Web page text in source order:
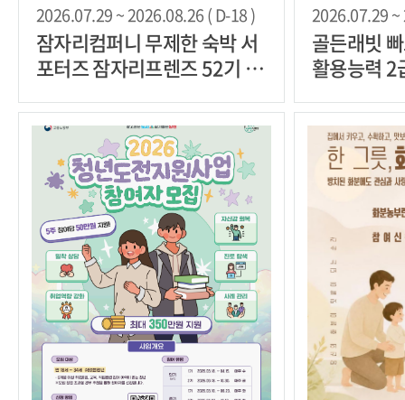
2026.07.29 ~ 2026.08.26 ( D-18 )
잠자리컴퍼니 무제한 숙박 서
포터즈 잠자리프렌즈 52기 모
2026.07.29 ~
골든래빗
활용능력 2